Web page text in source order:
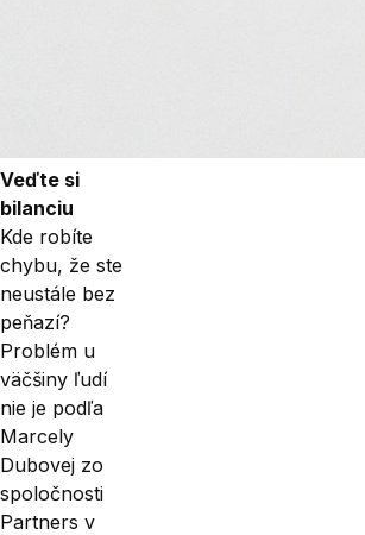
Veďte si
bilanciu
Kde robíte
chybu, že ste
neustále bez
peňazí?
Problém u
väčšiny ľudí
nie je podľa
Marcely
Dubovej zo
spoločnosti
Partners v